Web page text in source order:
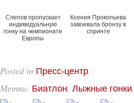
Слепов пропускает
индивидуальную
гонку на чемпионате
Европы
Ксения Прокопьева
завоевала бронзу в
спринте
Posted in Пресс-центр.
Метки: Биатлон, Лыжные гонки,